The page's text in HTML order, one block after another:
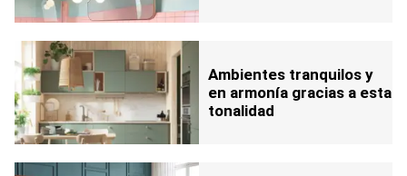
Ambientes tranquilos y
en armonía gracias a esta
tonalidad